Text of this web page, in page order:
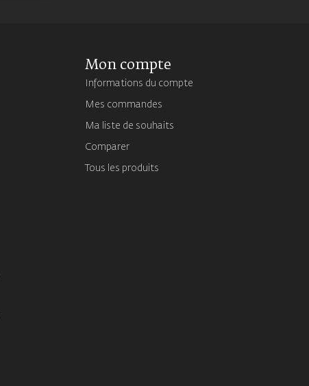
Mon compte
Informations du compte
Mes commandes
Ma liste de souhaits
Comparer
Tous les produits